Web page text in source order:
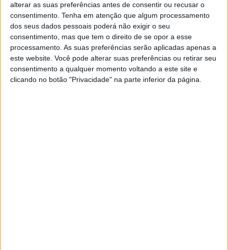
alterar as suas preferências antes de consentir ou recusar o
consentimento. Tenha em atenção que algum processamento
dos seus dados pessoais poderá não exigir o seu
consentimento, mas que tem o direito de se opor a esse
processamento. As suas preferências serão aplicadas apenas a
este website. Você pode alterar suas preferências ou retirar seu
consentimento a qualquer momento voltando a este site e
clicando no botão "Privacidade" na parte inferior da página.
Jornal de Letras
Visão Júnior TV Mais
Visão Saúde Visão +